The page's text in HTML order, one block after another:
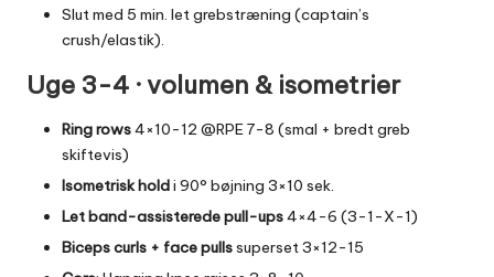
Slut med 5 min. let grebstræning (captain’s
crush/elastik).
Uge 3-4 · volumen & isometrier
Ring rows4×10-12 @RPE 7-8 (smal + bredt greb
skiftevis)
Isometrisk holdi 90° bøjning 3×10 sek.
Let band-assisterede pull-ups4×4-6 (3-1-X-1)
Biceps curls + face pullssuperset 3×12-15